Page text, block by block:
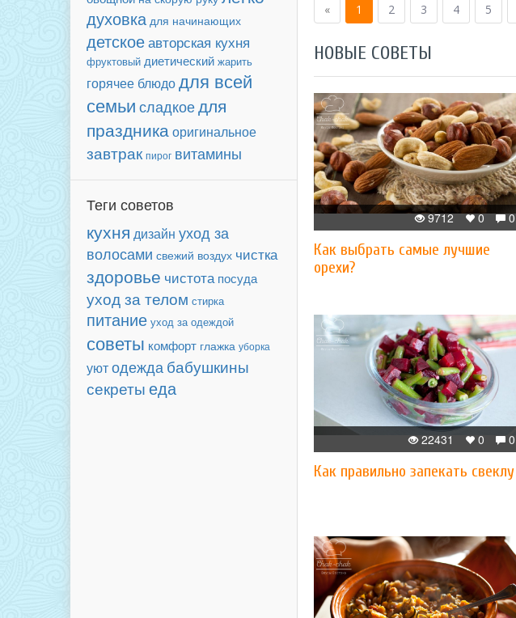
духовка для начинающих
детскоеавторская кухня
фруктовый диетический жарить
горячее блюдодля всей
семьисладкоедля
праздникаоригинальное
завтрак пирог витамины
Теги советов
кухня дизайн уход за
волосами свежий воздух чистка
здоровье чистота посуда
уход за телом стирка
питание уход за одеждой
советы комфорт глажка уборка
уютодежда бабушкины
секретыеда
« 1 2 3 4 5
НОВЫЕ СОВЕТЫ
0
0
9712
Как выбрать самые лучшие
орехи?
0
0
22431
Как правильно запекать свеклу